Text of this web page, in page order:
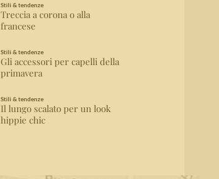
Stili & tendenze
Treccia a corona o alla
francese
Stili & tendenze
Gli accessori per capelli della
primavera
Stili & tendenze
Il lungo scalato per un look
hippie chic